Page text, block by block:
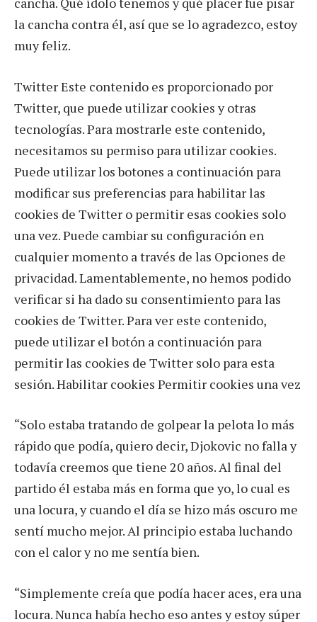
la cancha contra él, así que se lo agradezco, estoy
muy feliz.
Twitter Este contenido es proporcionado por
Twitter, que puede utilizar cookies y otras
tecnologías. Para mostrarle este contenido,
necesitamos su permiso para utilizar cookies.
Puede utilizar los botones a continuación para
modificar sus preferencias para habilitar las
cookies de Twitter o permitir esas cookies solo
una vez. Puede cambiar su configuración en
cualquier momento a través de las Opciones de
privacidad. Lamentablemente, no hemos podido
verificar si ha dado su consentimiento para las
cookies de Twitter. Para ver este contenido,
puede utilizar el botón a continuación para
permitir las cookies de Twitter solo para esta
sesión. Habilitar cookies Permitir cookies una vez
“Solo estaba tratando de golpear la pelota lo más
rápido que podía, quiero decir, Djokovic no falla y
todavía creemos que tiene 20 años. Al final del
partido él estaba más en forma que yo, lo cual es
una locura, y cuando el día se hizo más oscuro me
sentí mucho mejor. Al principio estaba luchando
con el calor y no me sentía bien.
“Simplemente creía que podía hacer aces, era una
locura. Nunca había hecho eso antes y estoy súper